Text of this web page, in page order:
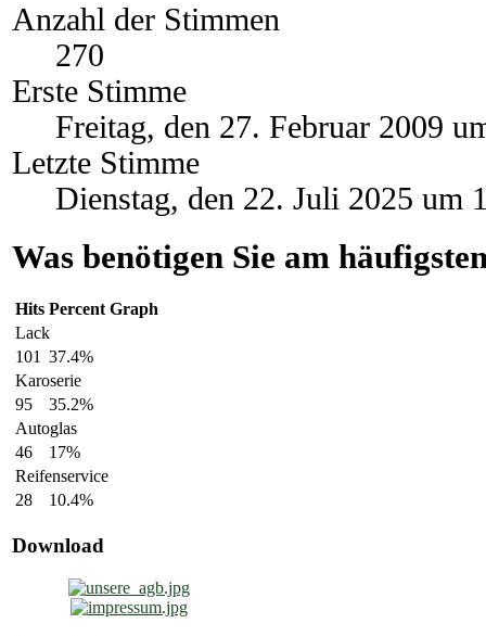
Anzahl der Stimmen
270
Erste Stimme
Freitag, den 27. Februar 2009
Letzte Stimme
Dienstag, den 22. Juli 2025 um
Was benötigen Sie am
Hits Percent Graph
Lack
101 37.4%
Karoserie
95
35.2%
Autoglas
46
17%
Reifenservice
28
10.4%
Download